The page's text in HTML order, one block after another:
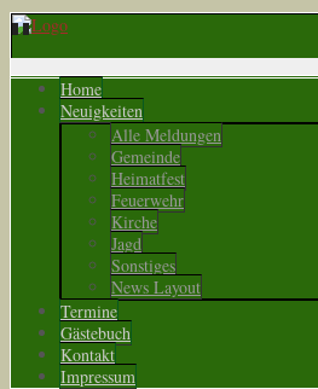
Home
Neuigkeiten
Alle Meldungen
Gemeinde
Heimatfest
Feuerwehr
Kirche
Jagd
Sonstiges
News Layout
Termine
Gästebuch
Kontakt
Impressum